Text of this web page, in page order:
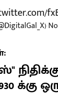
க்கு